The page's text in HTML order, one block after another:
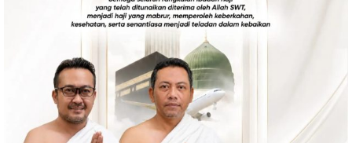
Ilmiah
SosBud
Sosial Budaya